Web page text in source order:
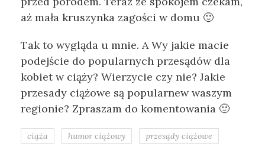
aż mała kruszynka zagości w domu 🙂
Tak to wygląda u mnie. A Wy jakie macie
podejście do popularnych przesądów dla
kobiet w ciąży? Wierzycie czy nie? Jakie
przesady ciążowe są popularnew waszym
regionie? Zpraszam do komentowania 🙂
ciąża humor ciążowy przesądy ciążowe